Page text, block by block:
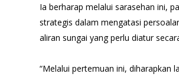
Ia berharap melalui sarasehan ini,
strategis dalam mengatasi
aliran sungai yang perlu diatur
“Melalui pertemuan ini, diharapkan